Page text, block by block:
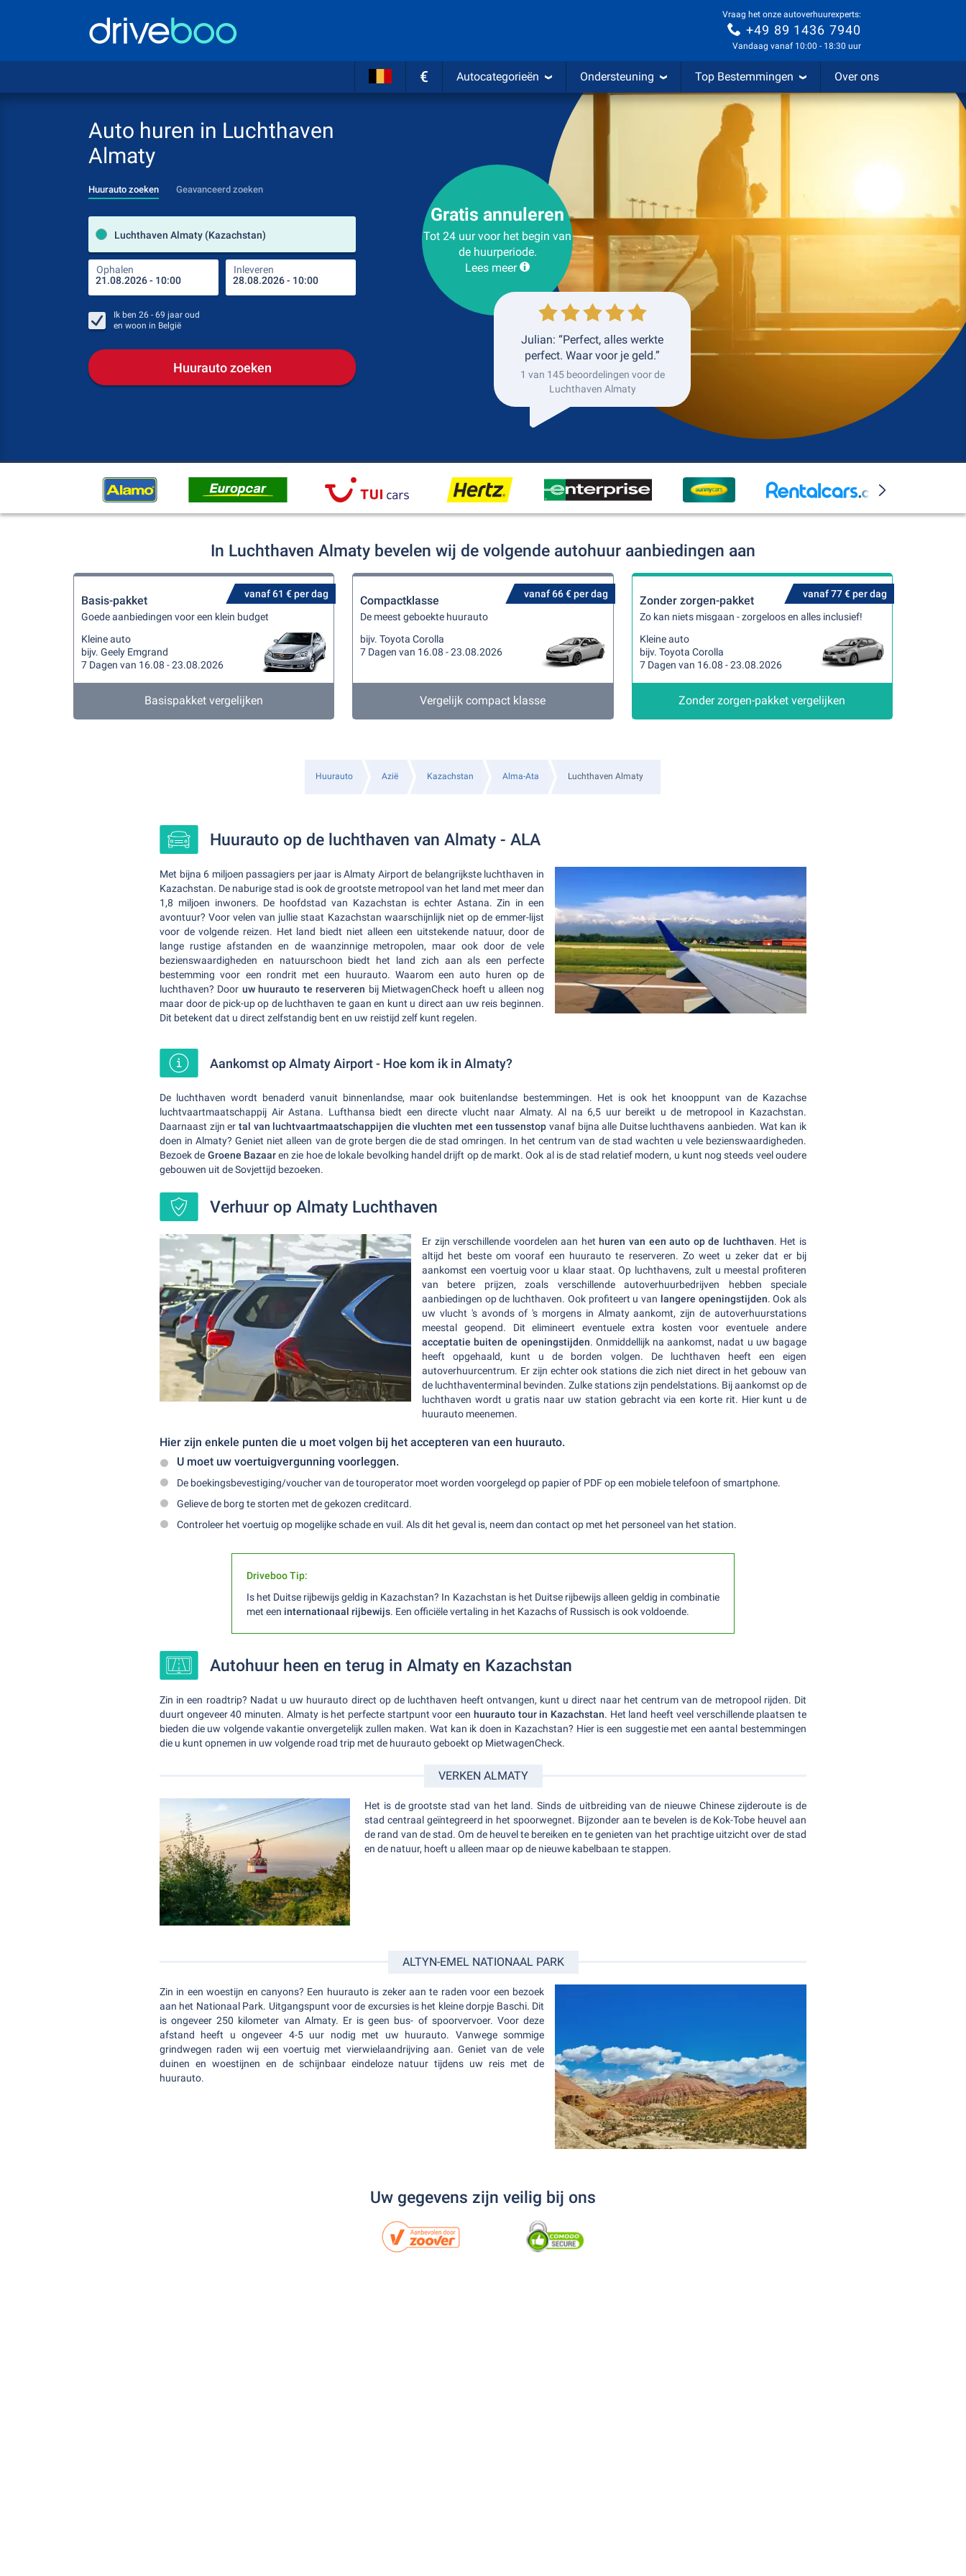
Vraag het onze autoverhuurexperts:
+49 89 1436 7940
Vandaag vanaf 10:00 - 18:30 uur
€ Autocategorieën Ondersteuning Top Bestemmingen Over ons
Auto huren in Luchthaven
Almaty
Huurauto zoeken Geavanceerd zoeken
Luchthaven Almaty (Kazachstan)
Ophalen Inleveren
Verhuurlocatie
Plaats voor teruggave
Inleveren
Ik ben 26 - 69 jaar oud
en woon in België
Huurauto zoeken
Gratis annuleren
Tot 24 uur voor het begin van
de huurperiode.
Lees meer
Julian: “Perfect, alles werkte
perfect. Waar voor je geld.”
1 van 145 beoordelingen voor de
Luchthaven Almaty
In Luchthaven Almaty bevelen wij de volgende autohuur aanbiedingen aan
vanaf 61 € per dag
Basis-pakket
Goede aanbiedingen voor een klein budget
Kleine auto
bijv. Geely Emgrand
7 Dagen van 16.08 - 23.08.2026
Basispakket vergelijken
vanaf 66 € per dag
Compactklasse
De meest geboekte huurauto
bijv. Toyota Corolla
7 Dagen van 16.08 - 23.08.2026
Vergelijk compact klasse
vanaf 77 € per dag
Zonder zorgen-pakket
Zo kan niets misgaan - zorgeloos en alles inclusief!
Kleine auto
bijv. Toyota Corolla
7 Dagen van 16.08 - 23.08.2026
Zonder zorgen-pakket vergelijken
Huurauto Azië Kazachstan Alma-Ata Luchthaven Almaty
Huurauto op de luchthaven van Almaty - ALA
Met bijna 6 miljoen passagiers per jaar is Almaty Airport de belangrijkste luchthaven in
Kazachstan. De naburige stad is ook de grootste metropool van het land met meer dan
1,8 miljoen inwoners. De hoofdstad van Kazachstan is echter Astana. Zin in een
avontuur? Voor velen van jullie staat Kazachstan waarschijnlijk niet op de emmer-lijst
voor de volgende reizen. Het land biedt niet alleen een uitstekende natuur, door de
lange rustige afstanden en de waanzinnige metropolen, maar ook door de vele
bezienswaardigheden en natuurschoon biedt het land zich aan als een perfecte
bestemming voor een rondrit met een huurauto. Waarom een auto huren op de
luchthaven? Door uw huurauto te reserveren bij MietwagenCheck hoeft u alleen nog
maar door de pick-up op de luchthaven te gaan en kunt u direct aan uw reis beginnen.
Dit betekent dat u direct zelfstandig bent en uw reistijd zelf kunt regelen.
Aankomst op Almaty Airport - Hoe kom ik in Almaty?
De luchthaven wordt benaderd vanuit binnenlandse, maar ook buitenlandse bestemmingen. Het is ook het knooppunt van de Kazachse
luchtvaartmaatschappij Air Astana. Lufthansa biedt een directe vlucht naar Almaty. Al na 6,5 uur bereikt u de metropool in Kazachstan.
Daarnaast zijn er tal van luchtvaartmaatschappijen die vluchten met een tussenstop vanaf bijna alle Duitse luchthavens aanbieden. Wat kan ik
doen in Almaty? Geniet niet alleen van de grote bergen die de stad omringen. In het centrum van de stad wachten u vele bezienswaardigheden.
Bezoek de Groene Bazaaren zie hoe de lokale bevolking handel drijft op de markt. Ook al is de stad relatief modern, u kunt nog steeds veel oudere
gebouwen uit de Sovjettijd bezoeken.
Verhuur op Almaty Luchthaven
Er zijn verschillende voordelen aan het huren van een auto op de luchthaven. Het is
altijd het beste om vooraf een huurauto te reserveren. Zo weet u zeker dat er bij
aankomst een voertuig voor u klaar staat. Op luchthavens, zult u meestal profiteren
van betere prijzen, zoals verschillende autoverhuurbedrijven hebben speciale
aanbiedingen op de luchthaven. Ook profiteert u van langere openingstijden. Ook als
uw vlucht 's avonds of 's morgens in Almaty aankomt, zijn de autoverhuurstations
meestal geopend. Dit elimineert eventuele extra kosten voor eventuele andere
acceptatie buiten de openingstijden. Onmiddellijk na aankomst, nadat u uw bagage
heeft opgehaald, kunt u de borden volgen. De luchthaven heeft een eigen
autoverhuurcentrum. Er zijn echter ook stations die zich niet direct in het gebouw van
de luchthaventerminal bevinden. Zulke stations zijn pendelstations. Bij aankomst op de
luchthaven wordt u gratis naar uw station gebracht via een korte rit. Hier kunt u de
huurauto meenemen.
Hier zijn enkele punten die u moet volgen bij het accepteren van een huurauto.
U moet uw voertuigvergunning voorleggen.
De boekingsbevestiging/voucher van de touroperator moet worden voorgelegd op papier of PDF op een mobiele telefoon of smartphone.
Gelieve de borg te storten met de gekozen creditcard.
Controleer het voertuig op mogelijke schade en vuil. Als dit het geval is, neem dan contact op met het personeel van het station.
Driveboo Tip:
Is het Duitse rijbewijs geldig in Kazachstan? In Kazachstan is het Duitse rijbewijs alleen geldig in combinatie
met een internationaal rijbewijs. Een officiële vertaling in het Kazachs of Russisch is ook voldoende.
Autohuur heen en terug in Almaty en Kazachstan
Zin in een roadtrip? Nadat u uw huurauto direct op de luchthaven heeft ontvangen, kunt u direct naar het centrum van de metropool rijden. Dit
duurt ongeveer 40 minuten. Almaty is het perfecte startpunt voor een huurauto tour in Kazachstan. Het land heeft veel verschillende plaatsen te
bieden die uw volgende vakantie onvergetelijk zullen maken. Wat kan ik doen in Kazachstan? Hier is een suggestie met een aantal bestemmingen
die u kunt opnemen in uw volgende road trip met de huurauto geboekt op MietwagenCheck.
VERKEN ALMATY
Het is de grootste stad van het land. Sinds de uitbreiding van de nieuwe Chinese zijderoute is de
stad centraal geïntegreerd in het spoorwegnet. Bijzonder aan te bevelen is de Kok-Tobe heuvel aan
de rand van de stad. Om de heuvel te bereiken en te genieten van het prachtige uitzicht over de stad
en de natuur, hoeft u alleen maar op de nieuwe kabelbaan te stappen.
ALTYN-EMEL NATIONAAL PARK
Zin in een woestijn en canyons? Een huurauto is zeker aan te raden voor een bezoek
aan het Nationaal Park. Uitgangspunt voor de excursies is het kleine dorpje Baschi. Dit
is ongeveer 250 kilometer van Almaty. Er is geen bus- of spoorvervoer. Voor deze
afstand heeft u ongeveer 4-5 uur nodig met uw huurauto. Vanwege sommige
grindwegen raden wij een voertuig met vierwielaandrijving aan. Geniet van de vele
duinen en woestijnen en de schijnbaar eindeloze natuur tijdens uw reis met de
huurauto.
Uw gegevens zijn veilig bij ons